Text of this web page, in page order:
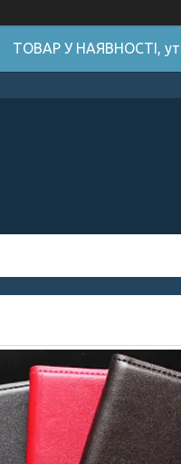
ТОВАР У НАЯВНОСТІ,